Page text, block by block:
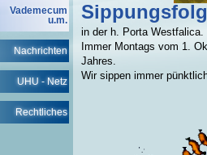
Vademecum
u.m.
Nachrichten
UHU - Netz
Rechtliches
in der h. Porta Westfalica.
Immer Montags vom 1.
Jahres.
Wir sippen immer